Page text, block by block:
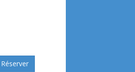
Réserver